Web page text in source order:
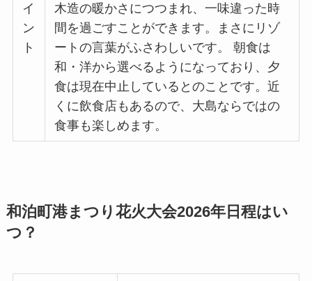
イ
ン
ト
木造の暖かさにつつまれ、一味違った時
間を過ごすことができます。まさにリゾ
ートの言葉がふさわしいです。 朝食は
和・洋から選べるようになっており、夕
食は現在中止しているとのことです。近
くに飲食店もあるので、大島ならではの
食事も楽しめます。
和泊町港まつり花火大会2026年日程はい
つ？